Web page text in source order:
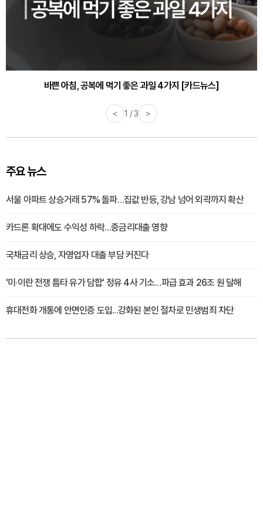
바쁜 아침, 공복에 먹기 좋은 과일 4가지 [카드뉴스]
30대부터 유병률 2배...여자에게 꼭 필요한 검사는? [카드뉴스]
< 1 / 3 >
주요 뉴스
서울 아파트 상승거래 57% 돌파…집값 반등, 강남 넘어 외곽까지 확산
카드론 확대에도 수익성 하락…중금리대출 영향
국채금리 상승, 자영업자 대출 부담 커진다
'미·이란 전쟁 틈타 유가 담합' 정유 4사 기소…파급 효과 26조 원 달해
휴대전화 개통에 안면인증 도입...강화된 본인 절차로 민생범죄 차단